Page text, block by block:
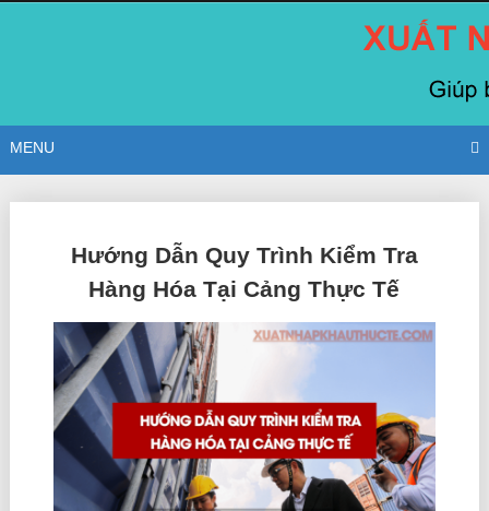
MENU
Hướng Dẫn Quy Trình Kiểm Tra
Hàng Hóa Tại Cảng Thực Tế
navigation